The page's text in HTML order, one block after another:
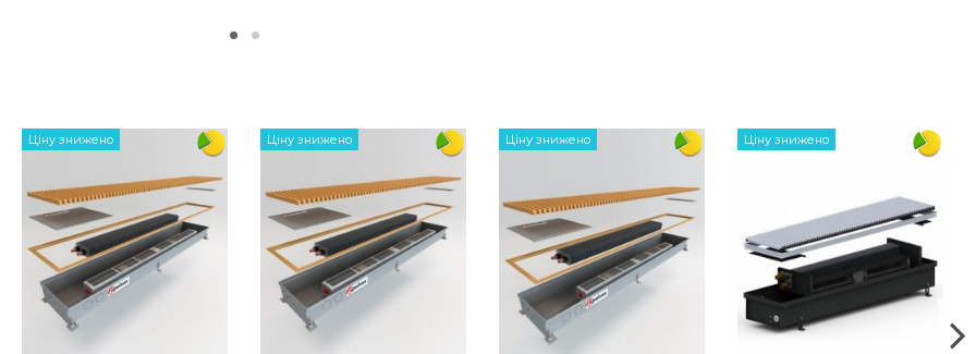
Боковое
30%
14-21 дней
Предоплата 30%. Срок доставки 14-21 дней
10 лет
Ціну знижено Ціну знижено Ціну знижено Ціну знижено